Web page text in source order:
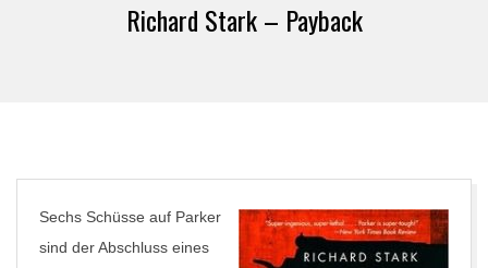
Richard Stark – Payback
Sechs Schüsse auf Parker
sind der Abschluss eines